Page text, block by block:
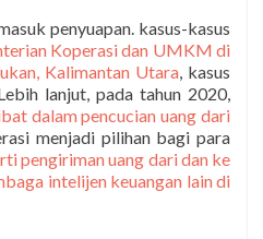
penyuapan. kasus-kasus
Koperasi dan UMKM di
Kalimantan Utara, kasus
lanjut, pada tahun 2020,
dalam pencucian uang dari
menjadi pilihan bagi para
pengiriman uang dari dan ke
intelijen keuangan lain di